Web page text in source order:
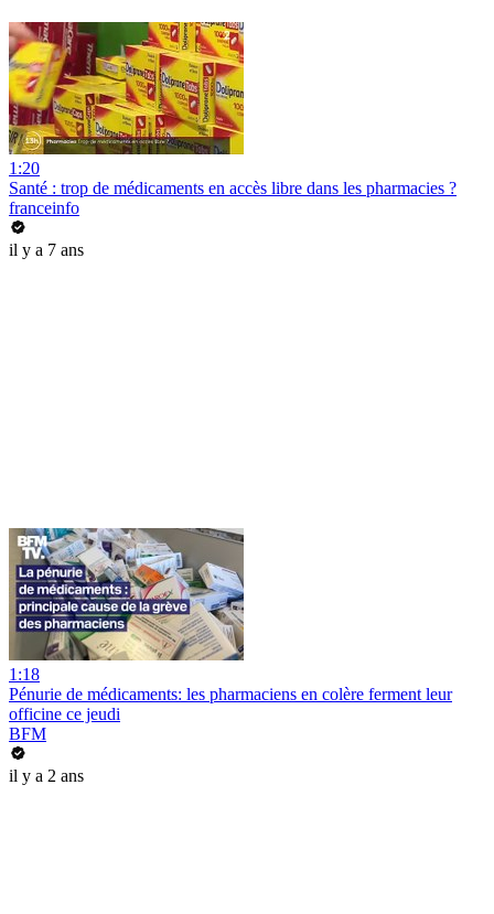
1:20
Santé : trop de médicaments en accès libre dans les pharmacies ?
franceinfo
il y a 7 ans
1:18
Pénurie de médicaments: les pharmaciens en colère ferment leur
officine ce jeudi
BFM
il y a 2 ans